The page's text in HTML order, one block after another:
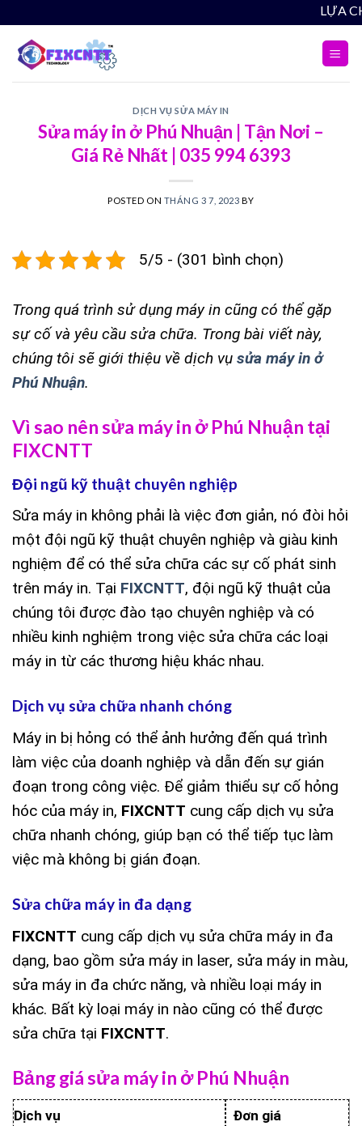
to
content
LỰA CHỌN
DỊCH VỤ SỬA MÁY IN
Sửa máy in ở Phú Nhuận | Tận Nơi –
Giá Rẻ Nhất | 035 994 6393
POSTED ON THÁNG 3 7, 2023 BY
5/5 - (301 bình chọn)
Trong quá trình sử dụng máy in cũng có thể gặp
sự cố và yêu cầu sửa chữa. Trong bài viết này,
chúng tôi sẽ giới thiệu về dịch vụ sửa máy in ở
Phú Nhuận.
Vì sao nên sửa máy in ở Phú Nhuận tại
FIXCNTT
Đội ngũ kỹ thuật chuyên nghiệp
Sửa máy in không phải là việc đơn giản, nó đòi hỏi
một đội ngũ kỹ thuật chuyên nghiệp và giàu kinh
nghiệm để có thể sửa chữa các sự cố phát sinh
trên máy in. Tại FIXCNTT, đội ngũ kỹ thuật của
chúng tôi được đào tạo chuyên nghiệp và có
nhiều kinh nghiệm trong việc sửa chữa các loại
máy in từ các thương hiệu khác nhau.
Dịch vụ sửa chữa nhanh chóng
Máy in bị hỏng có thể ảnh hưởng đến quá trình
làm việc của doanh nghiệp và dẫn đến sự gián
đoạn trong công việc. Để giảm thiểu sự cố hỏng
hóc của máy in, FIXCNTT cung cấp dịch vụ sửa
chữa nhanh chóng, giúp bạn có thể tiếp tục làm
việc mà không bị gián đoạn.
Sửa chữa máy in đa dạng
FIXCNTT cung cấp dịch vụ sửa chữa máy in đa
dạng, bao gồm sửa máy in laser, sửa máy in màu,
sửa máy in đa chức năng, và nhiều loại máy in
khác. Bất kỳ loại máy in nào cũng có thể được
sửa chữa tại FIXCNTT.
Bảng giá sửa máy in ở Phú Nhuận
Dịch vụ Đơn giá